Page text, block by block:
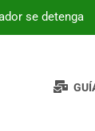
se detenga